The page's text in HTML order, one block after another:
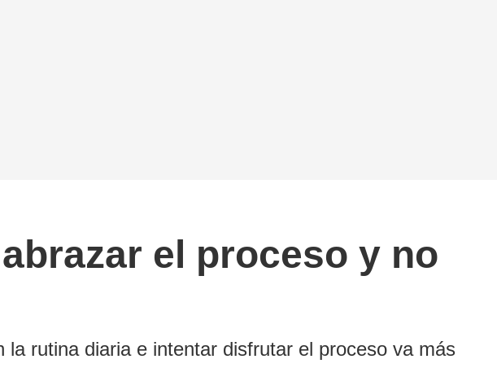
el proceso y no
rutina diaria e intentar disfrutar el proceso va más